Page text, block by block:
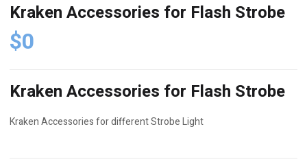
Kraken Accessories for Flash Strobe
$0
Kraken Accessories for Flash Strobe
Kraken Accessories for different Strobe Light